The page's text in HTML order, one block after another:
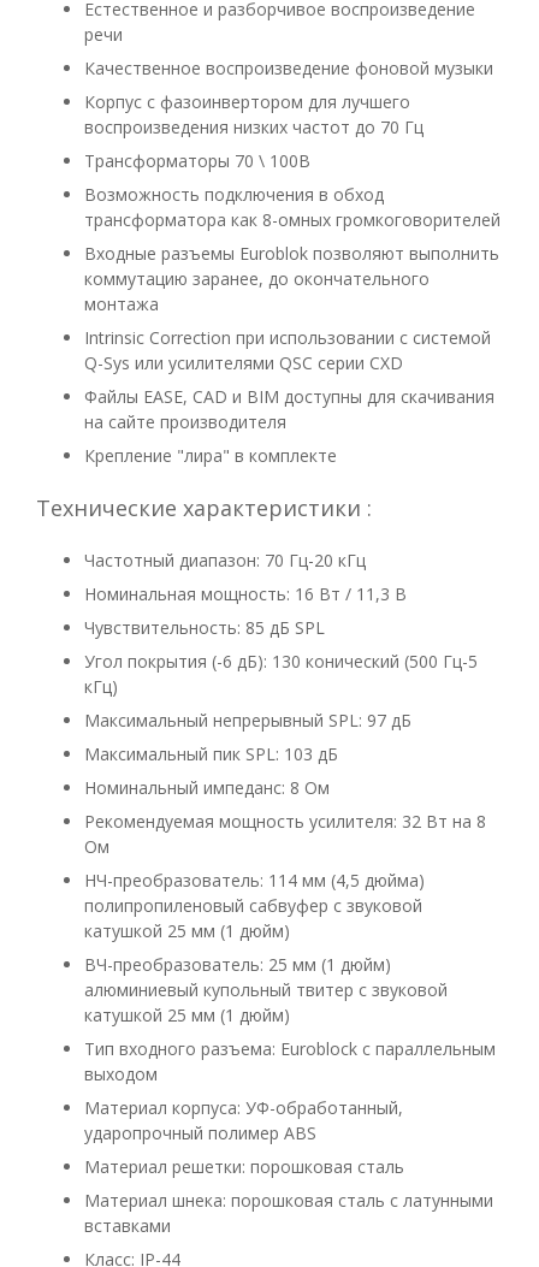
Естественное и разборчивое воспроизведение
речи
Качественное воспроизведение фоновой музыки
Корпус с фазоинвертором для лучшего
воспроизведения низких частот до 70 Гц
Трансформаторы 70 \ 100В
Возможность подключения в обход
трансформатора как 8-омных громкоговорителей
Входные разъемы Euroblok позволяют выполнить
коммутацию заранее, до окончательного
монтажа
Intrinsic Correction при использовании с системой
Q-Sys или усилителями QSC серии CXD
Файлы EASE, CAD и BIM доступны для скачивания
на сайте производителя
Крепление "лира" в комплекте
Технические характеристики :
Частотный диапазон: 70 Гц-20 кГц
Номинальная мощность: 16 Вт / 11,3 В
Чувствительность: 85 дБ SPL
Угол покрытия (-6 дБ): 130 конический (500 Гц-5
кГц)
Максимальный непрерывный SPL: 97 дБ
Максимальный пик SPL: 103 дБ
Номинальный импеданс: 8 Ом
Рекомендуемая мощность усилителя: 32 Вт на 8
Ом
НЧ-преобразователь: 114 мм (4,5 дюйма)
полипропиленовый сабвуфер с звуковой
катушкой 25 мм (1 дюйм)
ВЧ-преобразователь: 25 мм (1 дюйм)
алюминиевый купольный твитер с звуковой
катушкой 25 мм (1 дюйм)
Тип входного разъема: Euroblock с параллельным
выходом
Материал корпуса: УФ-обработанный,
ударопрочный полимер ABS
Материал решетки: порошковая сталь
Материал шнека: порошковая сталь с латунными
вставками
Класс: IP-44